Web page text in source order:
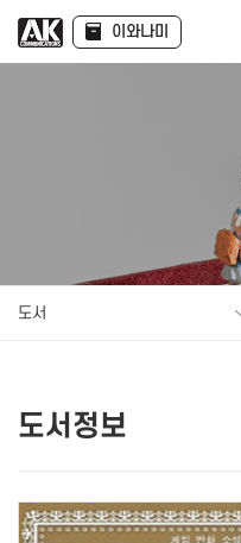
이와나미
도서
도서정보